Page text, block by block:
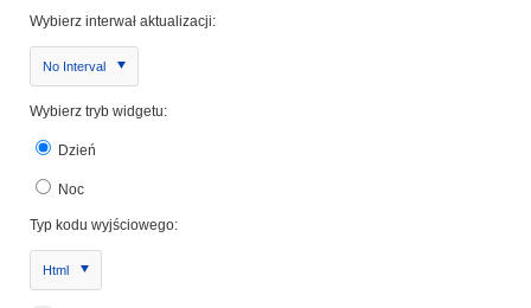
Wybierz interwał aktualizacji:
No Interval
Wybierz tryb widgetu:
Dzień
Noc
Typ kodu wyjściowego:
Html